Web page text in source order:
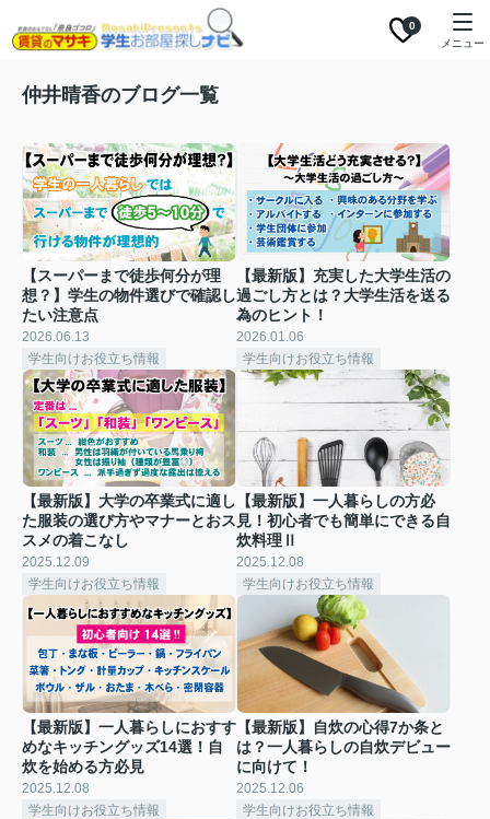
0
メニュー
仲井晴香のブログ一覧
【スーパーまで徒歩何分が理
想？】学生の物件選びで確認し
たい注意点
2026.06.13
学生向けお役立ち情報
【最新版】充実した大学生活の
過ごし方とは？大学生活を送る
為のヒント！
2026.01.06
学生向けお役立ち情報
【最新版】大学の卒業式に適し
た服装の選び方やマナーとおス
スメの着こなし
2025.12.09
学生向けお役立ち情報
【最新版】一人暮らしの方必
見！初心者でも簡単にできる自
炊料理Ⅱ
2025.12.08
学生向けお役立ち情報
【最新版】一人暮らしにおすす
めなキッチングッズ14選！自
炊を始める方必見
2025.12.08
学生向けお役立ち情報
【最新版】自炊の心得7か条と
は？一人暮らしの自炊デビュー
に向けて！
2025.12.06
学生向けお役立ち情報